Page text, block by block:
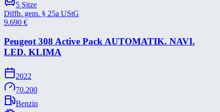
5 Sitze
Diffb. gem. § 25a UStG
9.690 €
Peugeot 308 Active Pack AUTOMATIK. NAVI.
LED. KLIMA
2022
70.200
Benzin